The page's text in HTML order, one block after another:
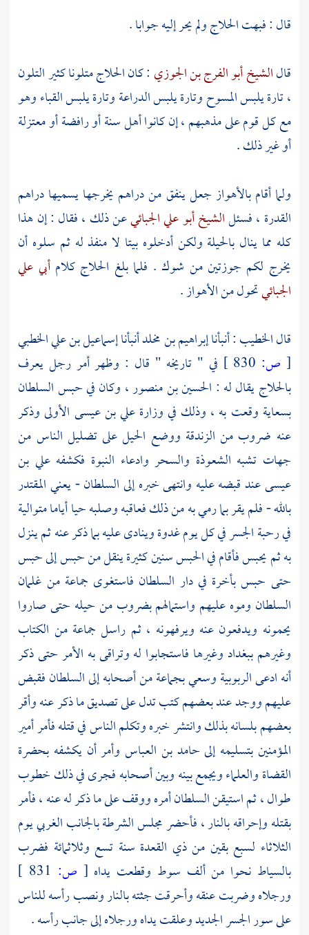
قال : فبهتالحلاجولم يحر إليه جوابا .
قالالشيخ أبو الفرج بن الجوزي : كانالحلاجمتلونا كثير التلون
، تارة يلبس المسوح وتارة يلبس الدراعة وتارة يلبس القباء وهو
مع كل قوم على مذهبهم ، إن كانوا أهل سنة أورافضةأومعتزلة
أو غير ذلك .
ولما أقامبالأهوازجعل ينفق من دراهم يخرجها يسميها دراهم
القدرة ، فسئلالشيخ أبو علي الجبائيعن ذلك ، فقال : إن هذا
كله مما ينال بالحيلة ولكن أدخلوه بيتا لا منفذ له ثم سلوه أن
يخرج لكم جوزتين من شوك . فلما بلغ الحلاج كلامأبي علي
الجبائيتحول منالأهواز.
قالالخطيب: أنبأناإبراهيم بن مخلدأنبأناإسماعيل بن علي الخطبي
[ ص:
في " تاريخه " قال : وظهر أمر رجل يعرف
بالحلاجيقال له : الحسين بن منصور ، وكان في حبس السلطان
بسعاية وقعت به ، وذلك في وزارة علي بن عيسى الأولى وذكر
عنه ضروب من الزندقة ووضع الحيل على تضليل الناس من
جهات تشبه الشعوذة والسحر وادعاء النبوة فكشفهعلي بن
عيسىعند قبضه عليه وانتهى خبره إلى السلطان - يعنيالمقتدر
بالله- فلم يقر بما رمي به من ذلك فعاقبه وصلبه حيا أياما متوالية
في رحبة الجسر في كل يوم غدوة وينادى عليه بما ذكر عنه ثم ينزل
به ثم يحبس فأقام في الحبس سنين كثيرة ينقل من حبس إلى حبس
حتى حبس بأخرة في دار السلطان فاستغوى جماعة من غلمان
السلطان وموه عليهم واستمالهم بضروب من حيله حتى صاروا
يحمونه ويدفعون عنه ويرفهونه ، ثم راسل جماعة من الكتاب
وغيرهمببغدادوغيرها فاستجابوا له وتراقى به الأمر حتى ذكر
أنه ادعى الربوبية وسعي بجماعة من أصحابه إلى السلطان فقبض
عليهم ووجد عند بعضهم كتب تدل على تصديق ما ذكر عنه وأقر
بعضهم بلسانه بذلك وانتشر خبره وتكلم الناس في قتله فأمر أمير
المؤمنين بتسليمه إلىحامد بن العباس وأمر أن يكشفه بحضرة
القضاة والعلماء ويجمع بينه وبين أصحابه فجرى في ذلك خطوب
طوال ، ثم استيقن السلطان أمره ووقف على ما ذكر له عنه ، فأمر
بقتله وإحراقه بالنار ، فأحضر مجلس الشرطة بالجانب الغربي يوم
الثلاثاء لسبع بقين من ذي القعدة سنة تسع وثلاثمائة فضرب
بالسياط نحوا من ألف سوط وقطعت يداه [ ص:
ورجلاه وضربت عنقه وأحرقت جثته بالنار ونصب رأسه للناس
على سور الجسر الجديد وعلقت يداه ورجلاه إلى جانب رأسه .